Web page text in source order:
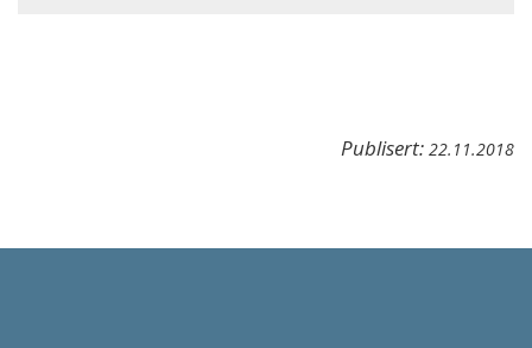
Publisert: 22.11.2018